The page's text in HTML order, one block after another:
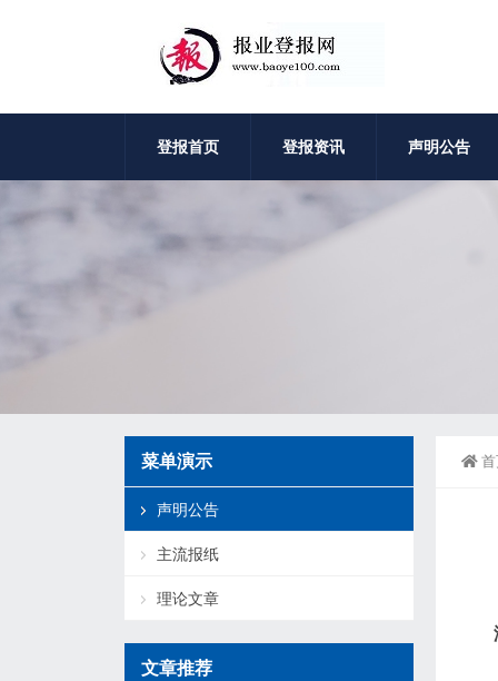
登报首页 登报资讯 声明公告
菜单演示
声明公告
主流报纸
理论文章
文章推荐